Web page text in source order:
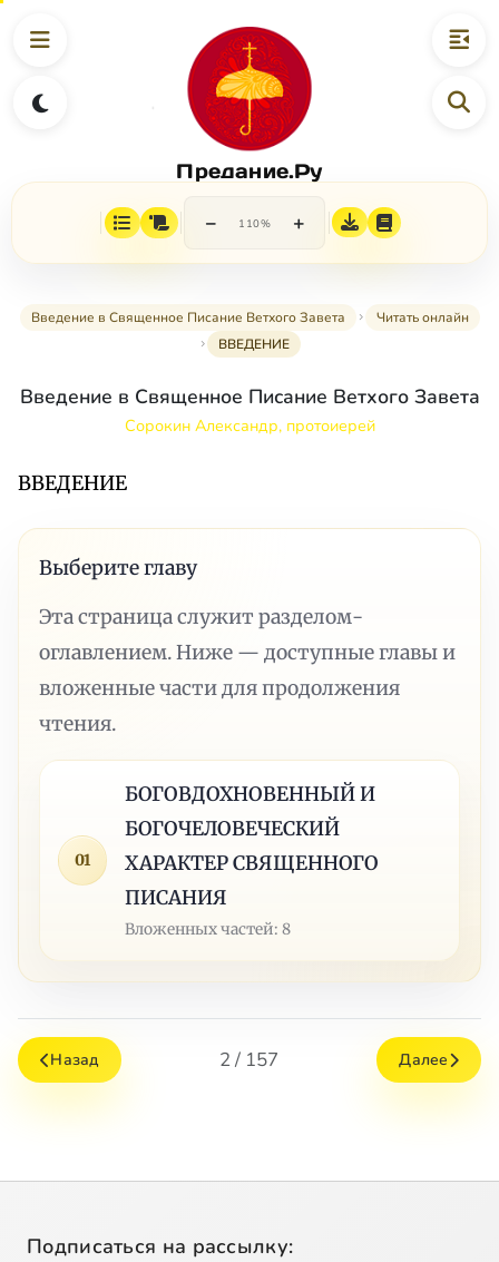
Предание.Ру
− 110% +
Введение в Священное Писание Ветхого Завета
Читать онлайн
ВВЕДЕНИЕ
Введение в Священное Писание Ветхого Завета
Сорокин Александр, протоиерей
ВВЕДЕНИЕ
Выберите главу
Эта страница служит разделом-
оглавлением. Ниже — доступные главы и
вложенные части для продолжения
чтения.
01
БОГОВДОХНОВЕННЫЙ И
БОГОЧЕЛОВЕЧЕСКИЙ
ХАРАКТЕР СВЯЩЕННОГО
ПИСАНИЯ
Вложенных частей: 8
Назад 2 / 157 Далее
Подписаться на рассылку: